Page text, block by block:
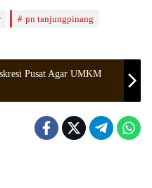
pn tanjungpinang
Pusat Agar UMKM